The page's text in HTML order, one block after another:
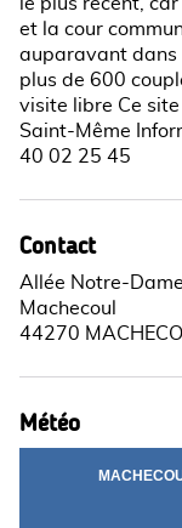
et la cour
auparavant dans
plus de 600
visite libre Ce
Saint-Même
40 02 25 45
Contact
Allée Notre-
Machecoul
44270
Météo